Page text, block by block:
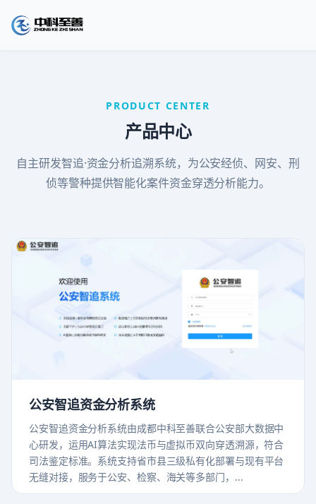
PRODUCT CENTER
产品中心
自主研发智追·资金分析追溯系统，为公安经侦、网安、刑
侦等警种提供智能化案件资金穿透分析能力。
公安智追资金分析系统
公安智追资金分析系统由成都中科至善联合公安部大数据中
心研发，运用AI算法实现法币与虚拟币双向穿透溯源，符合
司法鉴定标准。系统支持省市县三级私有化部署与现有平台
无缝对接，服务于公安、检察、海关等多部门，...